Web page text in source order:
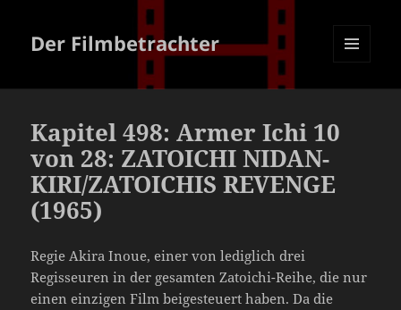
Der Filmbetrachter
Kapitel 498: Armer Ichi 10
von 28: ZATOICHI NIDAN-
KIRI/ZATOICHIS REVENGE
(1965)
Regie Akira Inoue, einer von lediglich drei
Regisseuren in der gesamten Zatoichi-Reihe, die nur
einen einzigen Film beigesteuert haben. Da die